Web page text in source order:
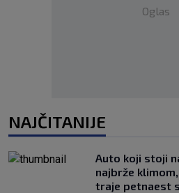
Oglas
NAJČITANIJE
Auto koji stoji
najbrže
traje petnaest